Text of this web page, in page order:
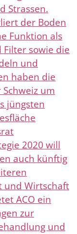
Strassen.
der Boden
Funktion als
Filter sowie die
und
haben die
um
jüngsten
2020 will
auch künftig
und Wirtschaft
ACO ein
zur
und